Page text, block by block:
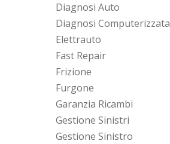
Diagnosi Auto
Diagnosi Computerizzata
Elettrauto
Fast Repair
Frizione
Furgone
Garanzia Ricambi
Gestione Sinistri
Gestione Sinistro